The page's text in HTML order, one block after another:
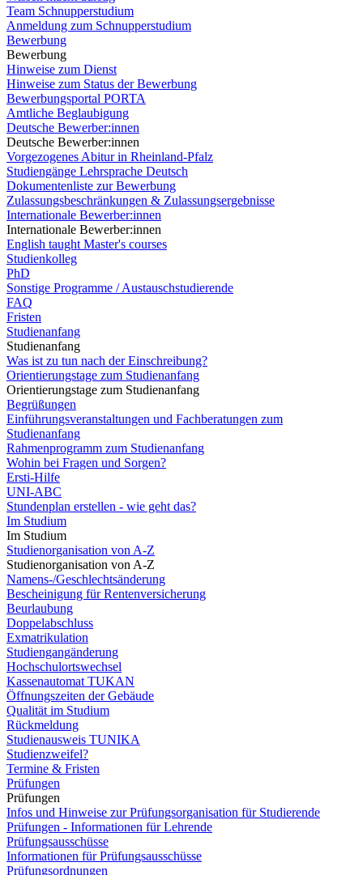
Team Schnupperstudium
Anmeldung zum Schnupperstudium
Bewerbung
Bewerbung
Hinweise zum Dienst
Hinweise zum Status der Bewerbung
Bewerbungsportal PORTA
Amtliche Beglaubigung
Deutsche Bewerber:innen
Deutsche Bewerber:innen
Vorgezogenes Abitur in Rheinland-Pfalz
Studiengänge Lehrsprache Deutsch
Dokumentenliste zur Bewerbung
Zulassungsbeschränkungen & Zulassungsergebnisse
Internationale Bewerber:innen
Internationale Bewerber:innen
English taught Master's courses
Studienkolleg
PhD
Sonstige Programme / Austauschstudierende
FAQ
Fristen
Studienanfang
Studienanfang
Was ist zu tun nach der Einschreibung?
Orientierungstage zum Studienanfang
Orientierungstage zum Studienanfang
Begrüßungen
Einführungsveranstaltungen und Fachberatungen zum
Studienanfang
Rahmenprogramm zum Studienanfang
Wohin bei Fragen und Sorgen?
Ersti-Hilfe
UNI-ABC
Stundenplan erstellen - wie geht das?
Im Studium
Im Studium
Studienorganisation von A-Z
Studienorganisation von A-Z
Namens-/Geschlechtsänderung
Bescheinigung für Rentenversicherung
Beurlaubung
Doppelabschluss
Exmatrikulation
Studiengangänderung
Hochschulortswechsel
Kassenautomat TUKAN
Öffnungszeiten der Gebäude
Qualität im Studium
Rückmeldung
Studienausweis TUNIKA
Studienzweifel?
Termine & Fristen
Prüfungen
Prüfungen
Infos und Hinweise zur Prüfungsorganisation für Studierende
Prüfungen - Informationen für Lehrende
Prüfungsausschüsse
Informationen für Prüfungsausschüsse
Prüfungsordnungen